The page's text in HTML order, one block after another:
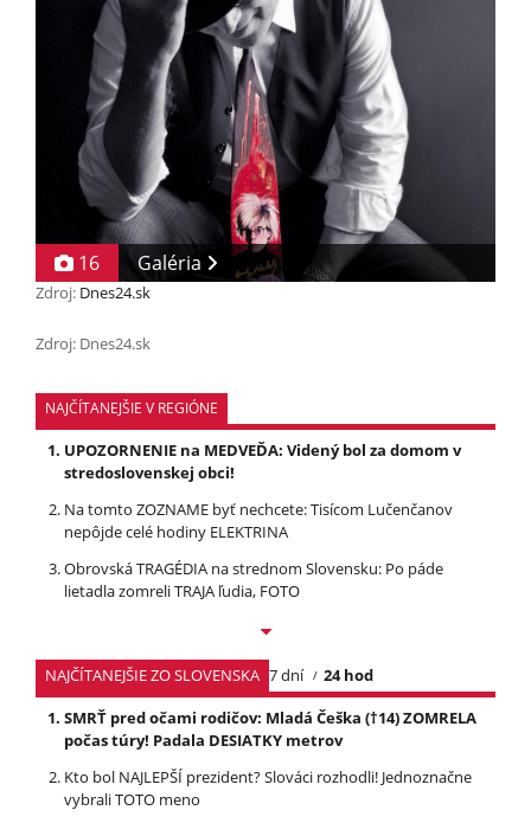
16 Galéria
Zdroj: Dnes24.sk
Zdroj: Dnes24.sk
NAJČÍTANEJŠIE V REGIÓNE
UPOZORNENIE na MEDVEĎA: Videný bol za domom v
stredoslovenskej obci!
Na tomto ZOZNAME byť nechcete: Tisícom Lučenčanov
nepôjde celé hodiny ELEKTRINA
Obrovská TRAGÉDIA na strednom Slovensku: Po páde
lietadla zomreli TRAJA ľudia, FOTO
NAJČÍTANEJŠIE ZO SLOVENSKA 7 dní
24 hod
SMRŤ pred očami rodičov: Mladá Češka (†14) ZOMRELA
počas túry! Padala DESIATKY metrov
Kto bol NAJLEPŠÍ prezident? Slováci rozhodli! Jednoznačne
vybrali TOTO meno